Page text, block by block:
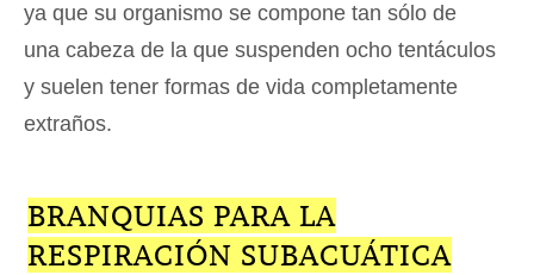
ya que su organismo se compone tan sólo de
una cabeza de la que suspenden ocho tentáculos
y suelen tener formas de vida completamente
extraños.
BRANQUIAS PARA LA
RESPIRACIÓN SUBACUÁTICA